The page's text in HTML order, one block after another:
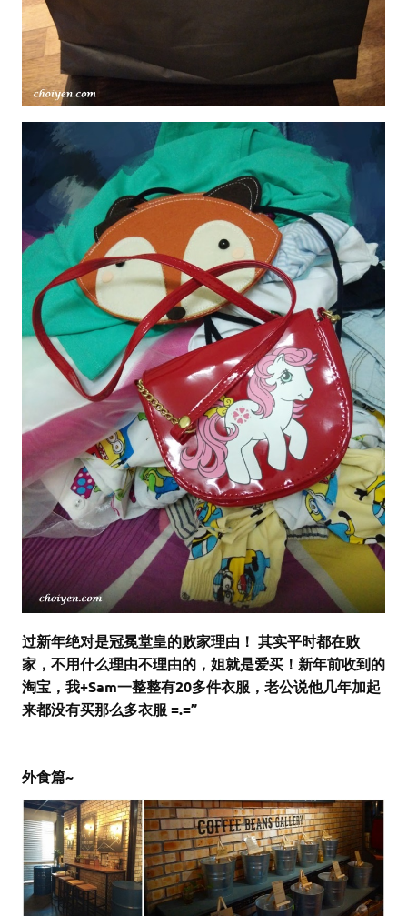
过新年绝对是冠冕堂皇的败家理由！ 其实平时都在败
家，不用什么理由不理由的，姐就是爱买！新年前收到的
淘宝，我+Sam一整整有20多件衣服，老公说他几年加起
来都没有买那么多衣服 =.=”
外食篇~